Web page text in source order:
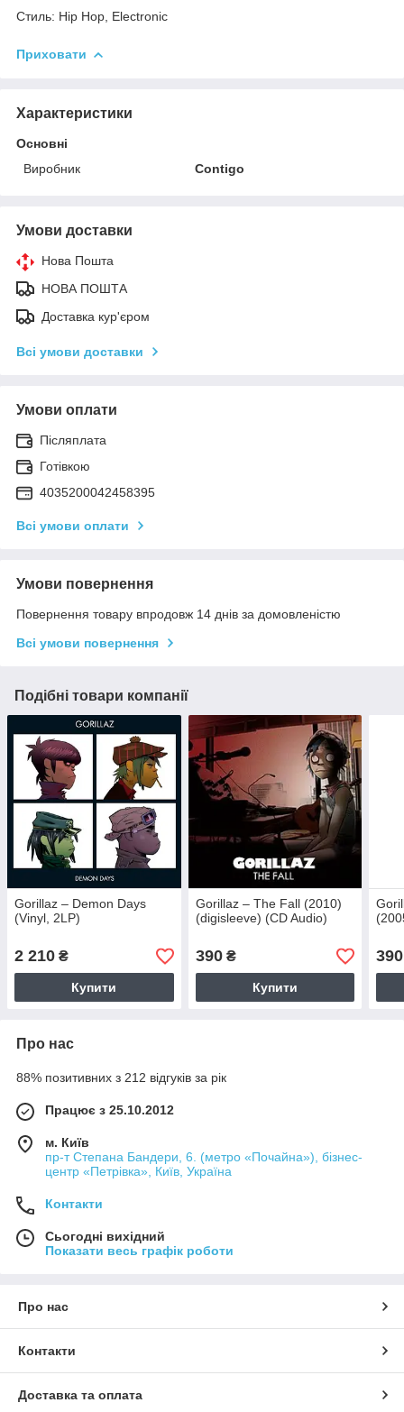
Стиль: Hip Hop, Electronic
Приховати
Характеристики
Основні
Виробник
Contigo
Умови доставки
Нова Пошта
НОВА ПОШТА
Доставка кур'єром
Всі умови доставки
Умови оплати
Післяплата
Готівкою
4035200042458395
Всі умови оплати
Умови повернення
Повернення товару впродовж 14 днів за домовленістю
Всі умови повернення
Подібні товари компанії
Gorillaz – Demon Days
(Vinyl, 2LP)
2 210 ₴
Купити
Gorillaz – The Fall (2010)
(digisleeve) (CD Audio)
390₴
Купити
390
Про нас
88% позитивних з 212 відгуків за рік
Працює з 25.10.2012
м. Київ
пр-т Степана Бандери, 6. (метро «Почайна»), бізнес-
центр «Петрівка», Київ, Україна
Контакти
Сьогодні вихідний
Показати весь графік роботи
Про нас
Контакти
Доставка та оплата